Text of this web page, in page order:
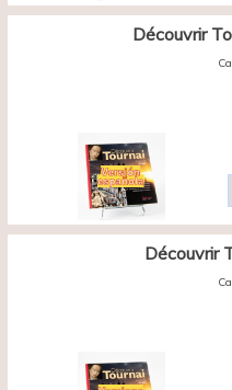
Découvrir
Découvrir